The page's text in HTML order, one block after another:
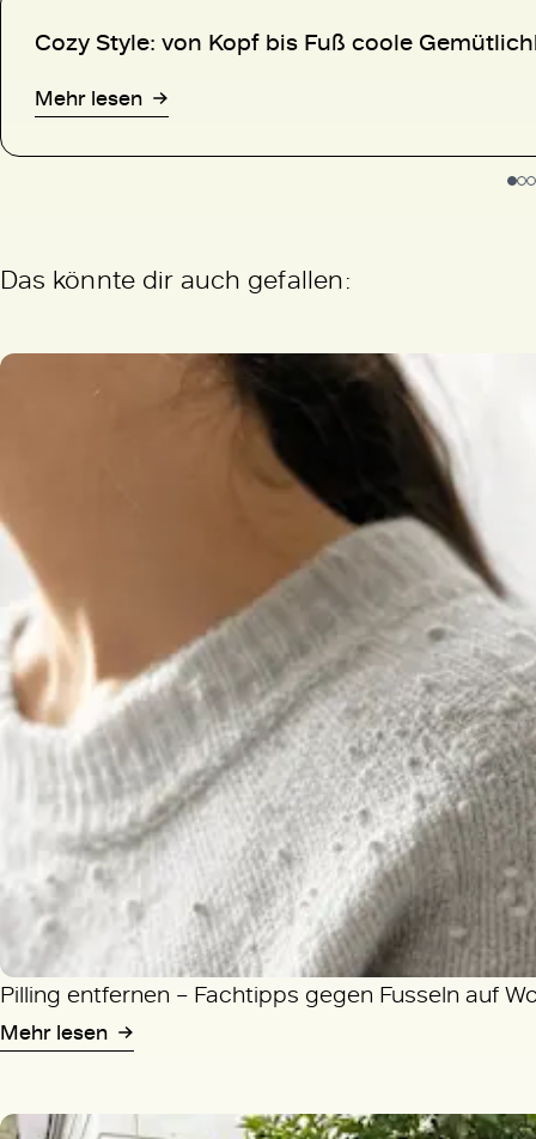
Cozy Style: von Kopf bis Fuß coole
Mehr lesen
Das könnte dir auch gefallen:
Pilling entfernen – Fachtipps gegen Fusseln auf
Mehr lesen